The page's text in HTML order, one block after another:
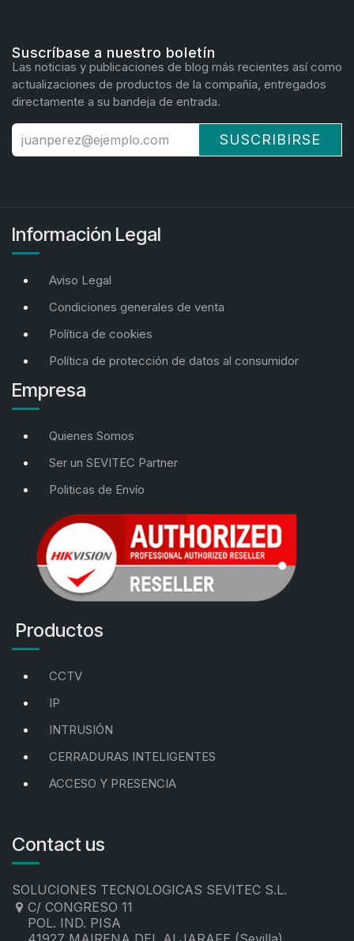
Suscríbase a nuestro boletín
Las noticias y publicaciones de blog más recientes así como
actualizaciones de productos de la compañía, entregados
directamente a su bandeja de entrada.
SUSCRIBIRSE
Información Legal
Aviso Legal
Condiciones generales de venta
Política de cookies
Política de protección de datos al consumidor
Empresa
Quienes Somos
Ser un SEVITEC Partner
Politicas de Envío
Productos
CCTV
IP
INTRUSIÓN
CERRADURAS INTELIGENTES
ACCESO Y PRESENCIA
Contact us
SOLUCIONES TECNOLOGICAS SEVITEC S.L.
C/ CONGRESO 11
POL. IND. PISA